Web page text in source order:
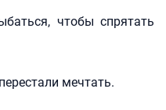
чтобы спрятать
мечтать.